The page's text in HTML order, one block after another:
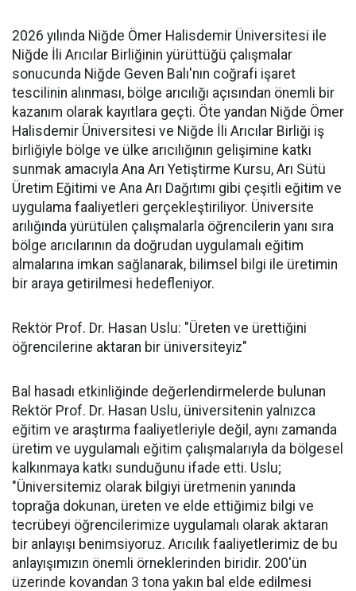
2026 yılında Niğde Ömer Halisdemir Üniversitesi ile
Niğde İli Arıcılar Birliğinin yürüttüğü çalışmalar
sonucunda Niğde Geven Balı'nın coğrafi işaret
tescilinin alınması, bölge arıcılığı açısından önemli bir
kazanım olarak kayıtlara geçti. Öte yandan Niğde Ömer
Halisdemir Üniversitesi ve Niğde İli Arıcılar Birliği iş
birliğiyle bölge ve ülke arıcılığının gelişimine katkı
sunmak amacıyla Ana Arı Yetiştirme Kursu, Arı Sütü
Üretim Eğitimi ve Ana Arı Dağıtımı gibi çeşitli eğitim ve
uygulama faaliyetleri gerçekleştiriliyor. Üniversite
arılığında yürütülen çalışmalarla öğrencilerin yanı sıra
bölge arıcılarının da doğrudan uygulamalı eğitim
almalarına imkan sağlanarak, bilimsel bilgi ile üretimin
bir araya getirilmesi hedefleniyor.
Rektör Prof. Dr. Hasan Uslu: "Üreten ve ürettiğini
öğrencilerine aktaran bir üniversiteyiz"
Bal hasadı etkinliğinde değerlendirmelerde bulunan
Rektör Prof. Dr. Hasan Uslu, üniversitenin yalnızca
eğitim ve araştırma faaliyetleriyle değil, aynı zamanda
üretim ve uygulamalı eğitim çalışmalarıyla da bölgesel
kalkınmaya katkı sunduğunu ifade etti. Uslu;
"Üniversitemiz olarak bilgiyi üretmenin yanında
toprağa dokunan, üreten ve elde ettiğimiz bilgi ve
tecrübeyi öğrencilerimize uygulamalı olarak aktaran
bir anlayışı benimsiyoruz. Arıcılık faaliyetlerimiz de bu
anlayışımızın önemli örneklerinden biridir. 200'ün
üzerinde kovandan 3 tona yakın bal elde edilmesi